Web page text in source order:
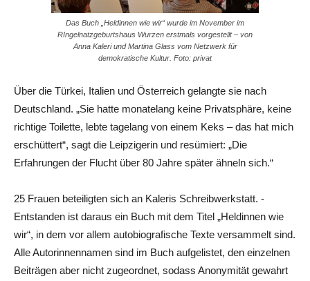
Das Buch „Heldinnen wie wir“ wurde im November im
RIngelnatzgeburtshaus Wurzen erstmals vorgestellt – von
Anna Kaleri und Martina Glass vom Netzwerk für
demokratische Kultur. Foto: privat
Über die Türkei, Italien und ­Österreich gelangte sie nach
Deutschland. „Sie hatte monatelang keine Privatsphäre, keine
richtige Toilette, lebte tagelang von einem Keks – das hat mich
erschüttert“, sagt die Leipzigerin und resümiert: „Die
Erfahrungen der Flucht über 80 Jahre später ­ähneln sich.“
25 Frauen beteiligten sich an Kaleris Schreibwerkstatt. ­
Entstanden ist daraus ein Buch mit dem Titel „Heldinnen wie
wir“, in dem vor allem autobiografische Texte versammelt sind.
Alle Autorinnennamen sind im Buch aufgelistet, den einzelnen
Beiträgen aber nicht zugeordnet, sodass Anonymität gewahrt